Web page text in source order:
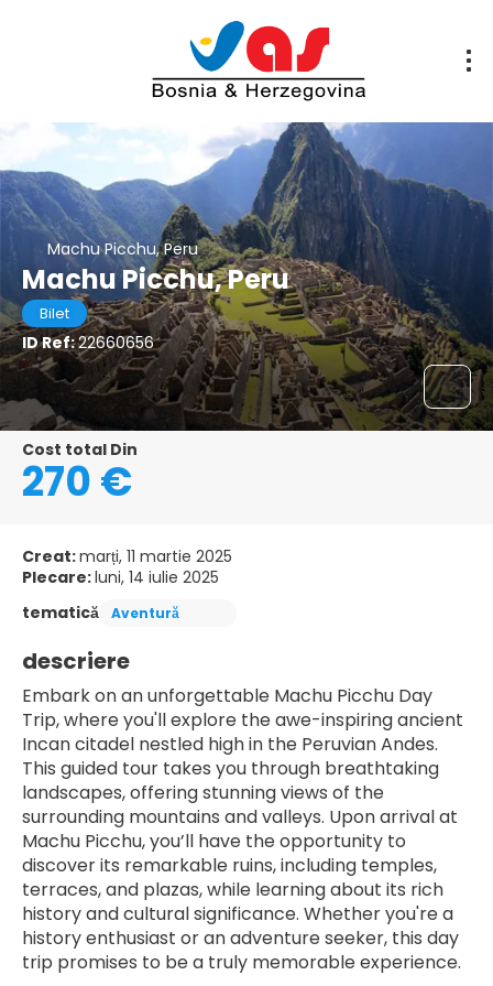
Machu Picchu, Peru
Machu Picchu, Peru
Bilet
ID Ref:22660656
Cost total Din
270 €
Creat:marți, 11 martie 2025
Plecare:luni, 14 iulie 2025
tematică
Aventură
descriere
Embark on an unforgettable Machu Picchu Day
Trip, where you'll explore the awe-inspiring ancient
Incan citadel nestled high in the Peruvian Andes.
This guided tour takes you through breathtaking
landscapes, offering stunning views of the
surrounding mountains and valleys. Upon arrival at
Machu Picchu, you’ll have the opportunity to
discover its remarkable ruins, including temples,
terraces, and plazas, while learning about its rich
history and cultural significance. Whether you're a
history enthusiast or an adventure seeker, this day
trip promises to be a truly memorable experience.